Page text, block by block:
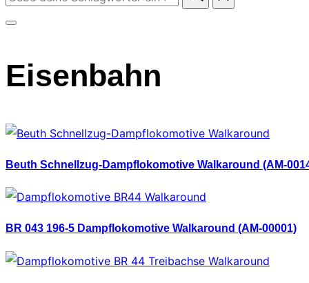
Navigation
umschalten
Eisenbahn
Beuth Schnellzug-Dampflokomotive Walkaround (AM-
BR 043 196-5 Dampflokomotive Walkaround (AM-00001)